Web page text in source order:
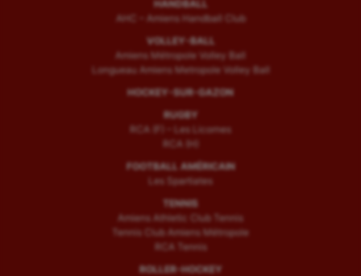
HANDBALL
AHC – Amiens Handball Club
VOLLEY-BALL
Amiens Métropole Volley Ball
Longueau Amiens Metropole Volley Ball
HOCKEY-SUR-GAZON
RUGBY
RCA (F) – Les Licornes
RCA (H)
FOOTBALL AMÉRICAIN
Les Spartiates
TENNIS
Amiens Athletic Club Tennis
Tennis Club Amiens Métropole
RCA Tennis
ROLLER-HOCKEY